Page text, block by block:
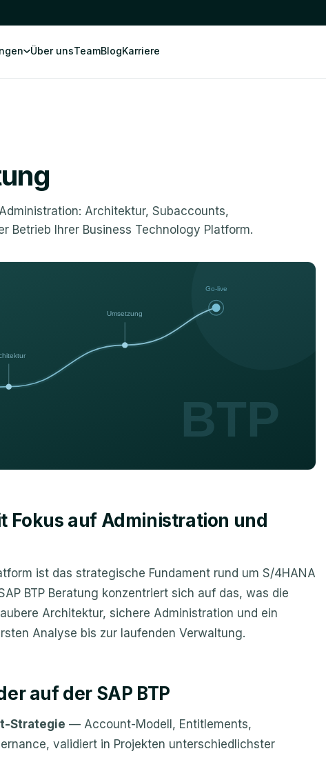
Über unsTeamBlogKarriere
Architektur, Subaccounts,
Betrieb Ihrer Business Technology Platform.
Fokus auf Administration und
ist das strategische Fundament rund um S/4HANA
BTP Beratung konzentriert sich auf das, was die
Architektur, sichere Administration und ein
Analyse bis zur laufenden Verwaltung.
auf der SAP BTP
Strategie — Account-Modell, Entitlements,
validiert in Projekten unterschiedlichster